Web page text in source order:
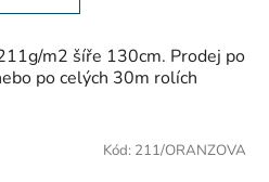
m2 šíře 130cm. Prodej po
po celých 30m rolích
Kód: 211/ORANZOVA